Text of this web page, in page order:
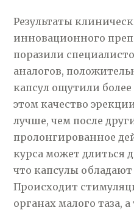
Результаты
инновационного
поразили
аналогов,
капсул ощутили
этом качество
лучше, чем после
пролонгированное
курса может длиться
что капсулы
Происходит
органах малого таза,